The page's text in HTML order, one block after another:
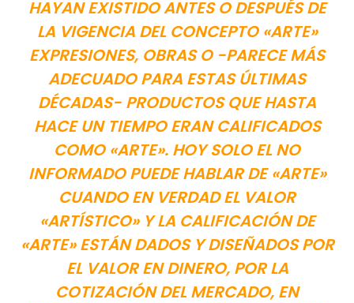
HAYAN EXISTIDO ANTES O DESPUÉS DE
LA VIGENCIA DEL CONCEPTO «ARTE»
EXPRESIONES, OBRAS O -PARECE MÁS
ADECUADO PARA ESTAS ÚLTIMAS
DÉCADAS- PRODUCTOS QUE HASTA
HACE UN TIEMPO ERAN CALIFICADOS
COMO «ARTE». HOY SOLO EL NO
INFORMADO PUEDE HABLAR DE «ARTE»
CUANDO EN VERDAD EL VALOR
«ARTÍSTICO» Y LA CALIFICACIÓN DE
«ARTE» ESTÁN DADOS Y DISEÑADOS POR
EL VALOR EN DINERO, POR LA
COTIZACIÓN DEL MERCADO, EN